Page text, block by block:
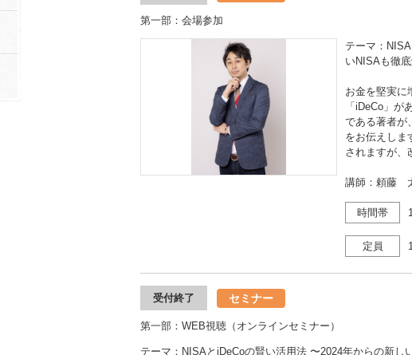
第一部：会場参加
テーマ：
いNISAも徹
お金を堅実に
「iDeCo」が
である著者が
をお伝えしま
されますが、
講師：頼藤
時間帯
定員
受付終了 セミナー
第一部：WEB視聴（オンラインセミナー）
テーマ：NISAとiDeCoの賢い活用法 〜2024年からの新